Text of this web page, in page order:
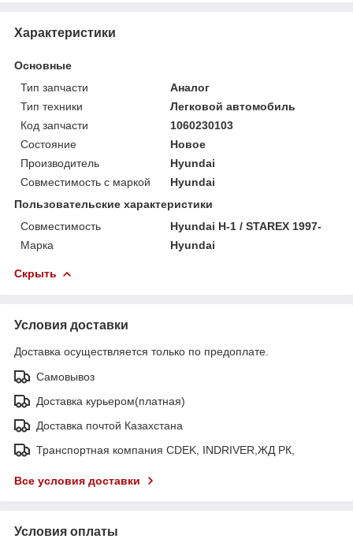
Характеристики
Основные
Тип запчасти
Аналог
Тип техники
Легковой автомобиль
Код запчасти
1060230103
Состояние
Новое
Производитель
Hyundai
Совместимость с маркой
Hyundai
Пользовательские характеристики
Совместимость
Hyundai H-1 / STAREX 1997-
Марка
Hyundai
Скрыть
Условия доставки
Доставка осуществляется только по предоплате.
Самовывоз
Доставка курьером(платная)
Доставка почтой Казахстана
Транспортная компания CDEK, INDRIVER,ЖД РК,
Все условия доставки
Условия оплаты